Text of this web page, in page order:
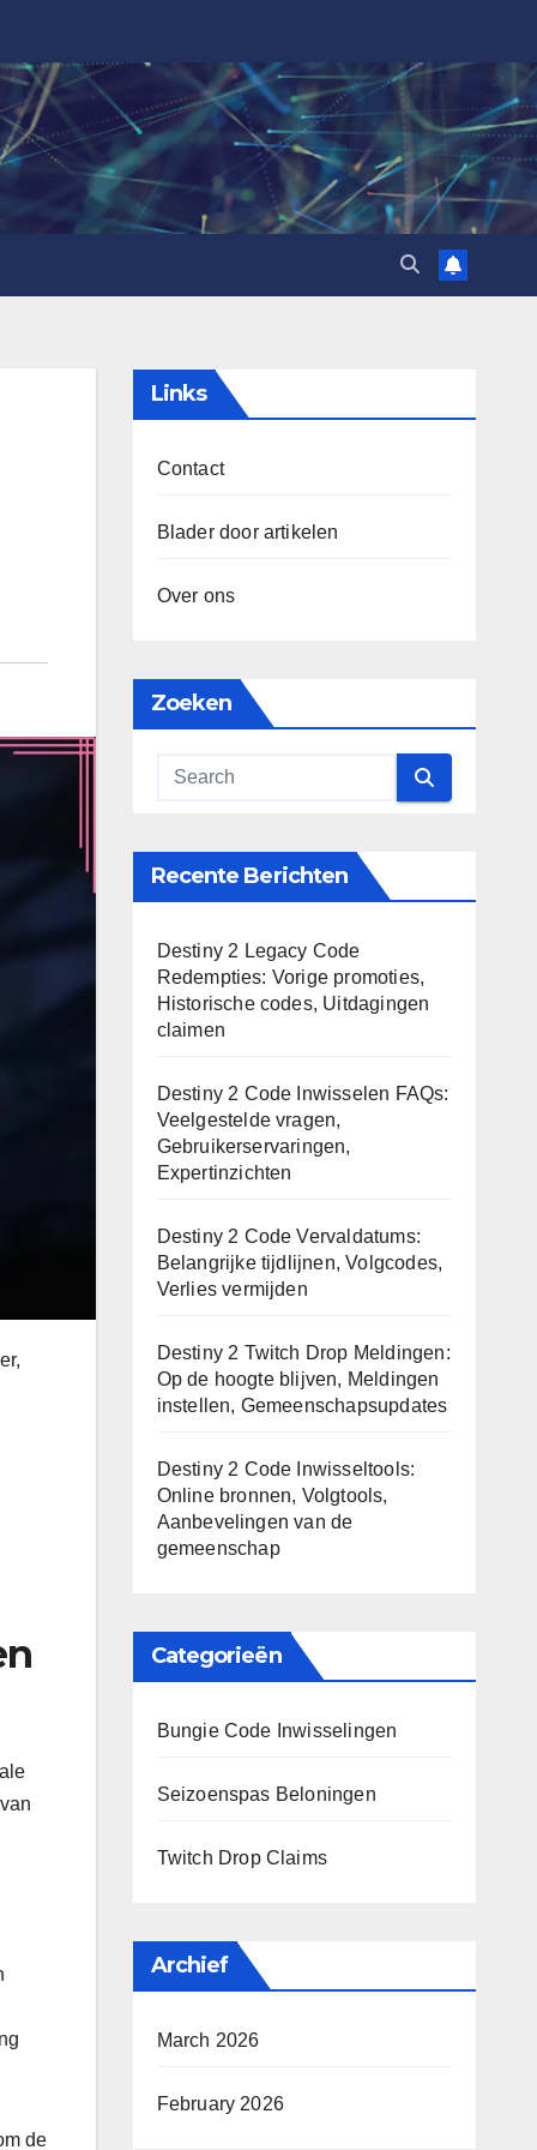
de
Links
Contact
Blader door artikelen
Over ons
Zoeken
Recente Berichten
Destiny 2 Legacy Code
Redempties: Vorige promoties,
Historische codes, Uitdagingen
claimen
Destiny 2 Code Inwisselen FAQs:
Veelgestelde vragen,
Gebruikerservaringen,
Expertinzichten
Destiny 2 Code Vervaldatums:
Belangrijke tijdlijnen, Volgcodes,
Verlies vermijden
Destiny 2 Twitch Drop Meldingen:
Op de hoogte blijven, Meldingen
instellen, Gemeenschapsupdates
Destiny 2 Code Inwisseltools:
Online bronnen, Volgtools,
Aanbevelingen van de
gemeenschap
Categorieën
Bungie Code Inwisselingen
Seizoenspas Beloningen
Twitch Drop Claims
Archief
March 2026
February 2026